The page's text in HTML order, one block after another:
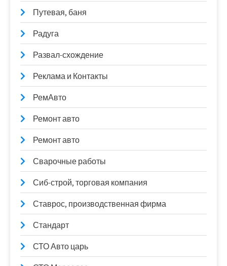
Путевая, баня
Радуга
Развал-схождение
Реклама и Контакты
РемАвто
Ремонт авто
Ремонт авто
Сварочные работы
Сиб-строй, торговая компания
Ставрос, производственная фирма
Стандарт
СТО Авто царь